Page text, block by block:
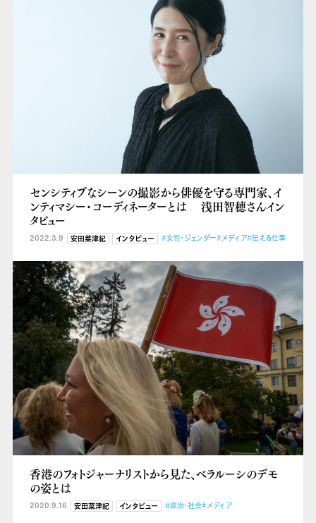
センシティブなシーンの撮影から俳優を守る専門家、イ
ンティマシー・コーディネーターとは 浅田智穂さんイン
タビュー
2022.3.9 安田菜津紀 インタビュー #女性・ジェンダー#メディア#伝える仕事
香港のフォトジャーナリストから見た、ベラルーシのデモ
の姿とは
2020.9.16 安田菜津紀 インタビュー #政治・社会#メディア